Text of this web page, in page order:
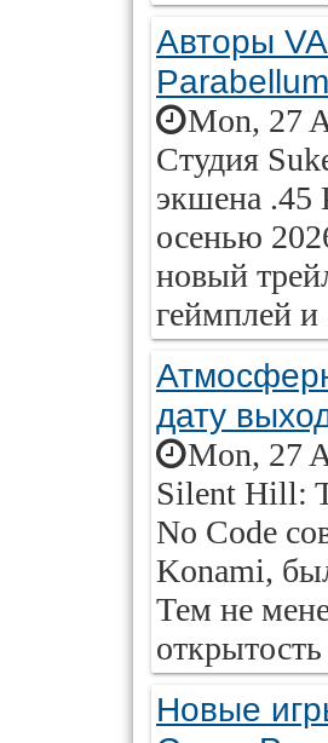
Авторы
Mon, 27
Студия
экшена .45
осенью
новый
геймплей и
дату
Mon, 27
Silent Hill:
No Code
Konami,
Тем не
Новые